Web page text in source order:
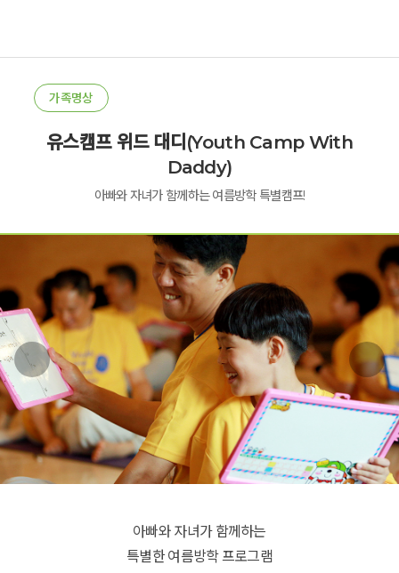
가족명상
유스캠프 위드 대디(Youth Camp With
Daddy)
아빠와 자녀가 함께하는 여름방학 특별캠프!
아빠와 자녀가 함께하는
특별한 여름방학 프로그램